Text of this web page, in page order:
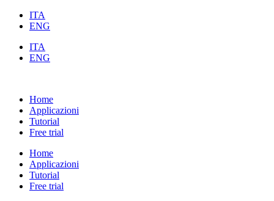
ITA
ENG
ITA
ENG
Home
Applicazioni
Tutorial
Free trial
Home
Applicazioni
Tutorial
Free trial